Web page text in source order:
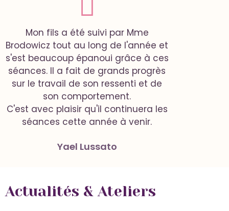
Mon fils a été suivi par Mme
Brodowicz tout au long de l'année et
s'est beaucoup épanoui grâce à ces
séances. Il a fait de grands progrès
sur le travail de son ressenti et de
son comportement.
C'est avec plaisir qu'il continuera les
séances cette année à venir.
Yael Lussato
Actualités & Ateliers